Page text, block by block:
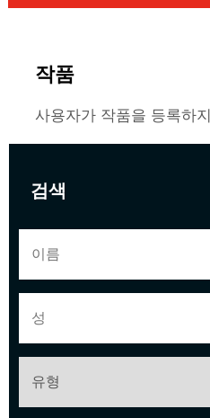
검색
작품
사용자가 작품을 등록하